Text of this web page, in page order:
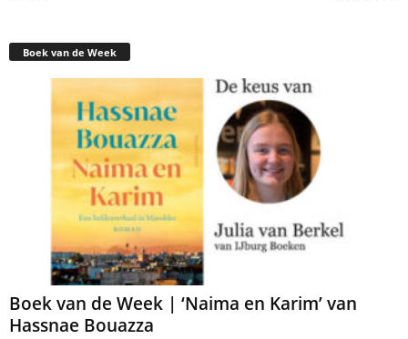
Boek van de Week
Boek van de Week | ‘Naima en Karim’ van
Hassnae Bouazza